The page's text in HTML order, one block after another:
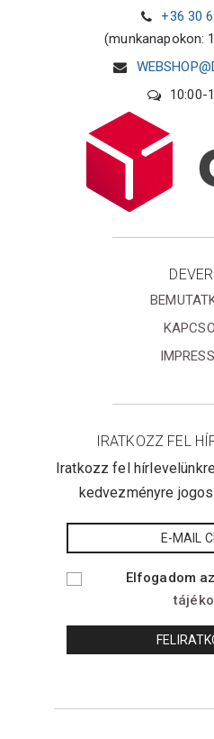
+36 30
(munkanapokon:
10:00-
IRATKOZZ FEL
Iratkozz fel
kedvezményre
Elfogadom az